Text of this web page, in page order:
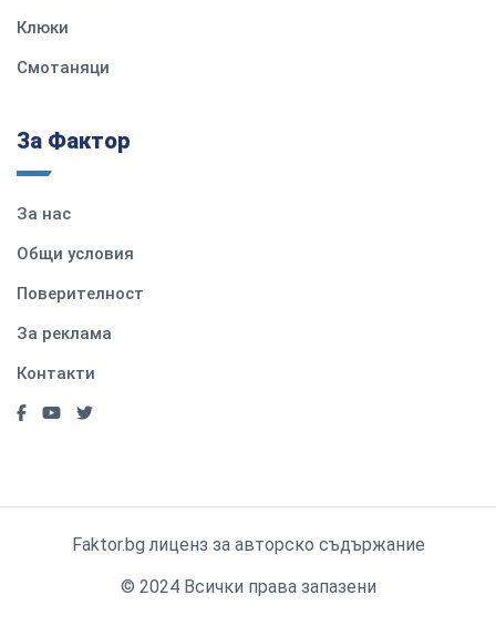
Клюки
Смотаняци
За Фактор
За нас
Общи условия
Поверителност
За реклама
Контакти
Faktor.bg лиценз за авторско съдържание
© 2024 Всички права запазени